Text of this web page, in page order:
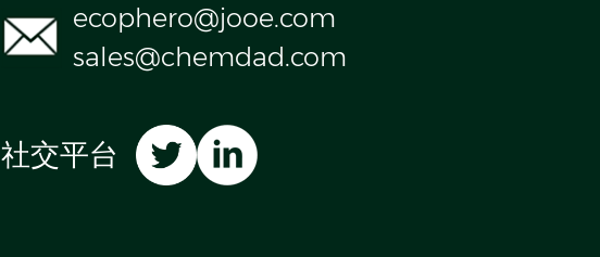
ecophero@jooe.com
sales@chemdad.com
社交平台